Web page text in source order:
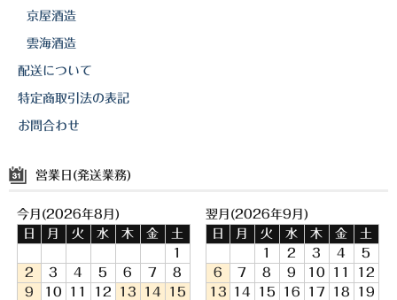
京屋酒造
雲海酒造
配送について
特定商取引法の表記
お問合わせ
営業日(発送業務)
今月(2026年8月)
日
月 火 水 木 金
土
1
2
3 4 5 6 7
8
9
10 11 12 13 14
15
翌月(2026年9月)
日
月 火 水 木 金
土
1
2 3 4
5
6
7 8 9 10 11
12
13
14 15 16 17 18
19